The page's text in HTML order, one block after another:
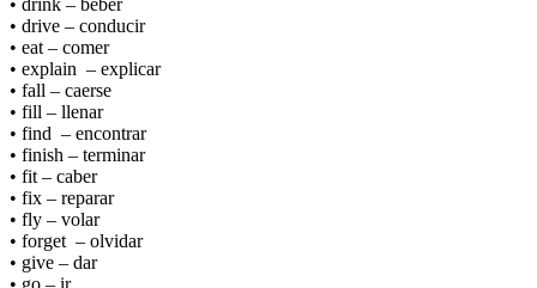
• drive – conducir
• eat – comer
• explain – explicar
• fall – caerse
• fill – llenar
• find – encontrar
• finish – terminar
• fit – caber
• fix – reparar
• fly – volar
• forget – olvidar
• give – dar
• go – ir